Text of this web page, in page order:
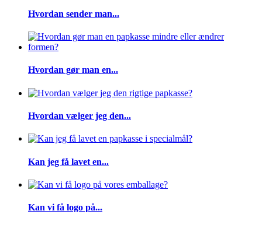
Hvordan sender man...
Hvordan gør man en...
Hvordan vælger jeg den...
Kan jeg få lavet en...
Kan vi få logo på...